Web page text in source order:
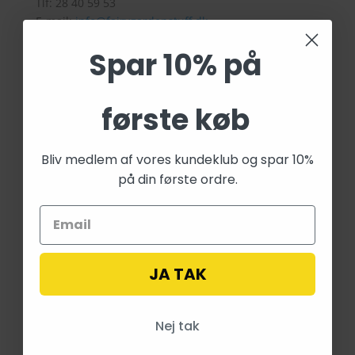
Tlf: 28 40 59 53
E-mail:info@fairygardenstuff.dk
Betalingsmetoder
Spar 10% på
første køb
Bliv medlem af vores kundeklub og spar 10%
på din første ordre.
JA TAK
Nej tak